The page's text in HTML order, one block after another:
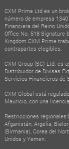
CXM Prime Ltd es un
número de empresa
Financiera del Reino
Office No. 518 Signature
Kingdom.CXM Prime
contrapartes elegibles.
CXM Group (SC) Ltd. es
Distribuidor de Divisas
Servicios Financieros de
CXM Global está
Mauricio, con una
Restricciones
Afganistán, Argelia,
(Birmania), Corea del
Unidos y Yemen.